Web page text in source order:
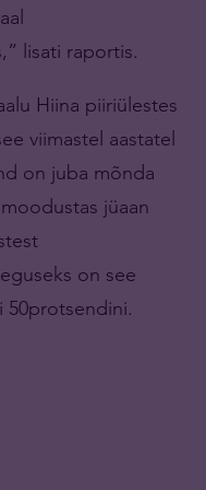
lisati raportis.
Hiina piiriülestes
viimastel aastatel
on juba mõnda
jüaan
on see
50protsendini.